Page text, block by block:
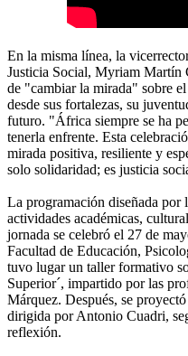
En la misma línea, la
Justicia Social, Myriam Martín
de "cambiar la mirada" sobre
desde sus fortalezas, su
futuro. "África siempre se ha
tenerla enfrente. Esta
mirada positiva, resiliente y
solo solidaridad; es justicia
La programación diseñada por
actividades académicas,
jornada se celebró el 27 de
Facultad de Educación,
tuvo lugar un taller formativo
Superior´, impartido por las
Márquez. Después, se
dirigida por Antonio Cuadri,
reflexión.